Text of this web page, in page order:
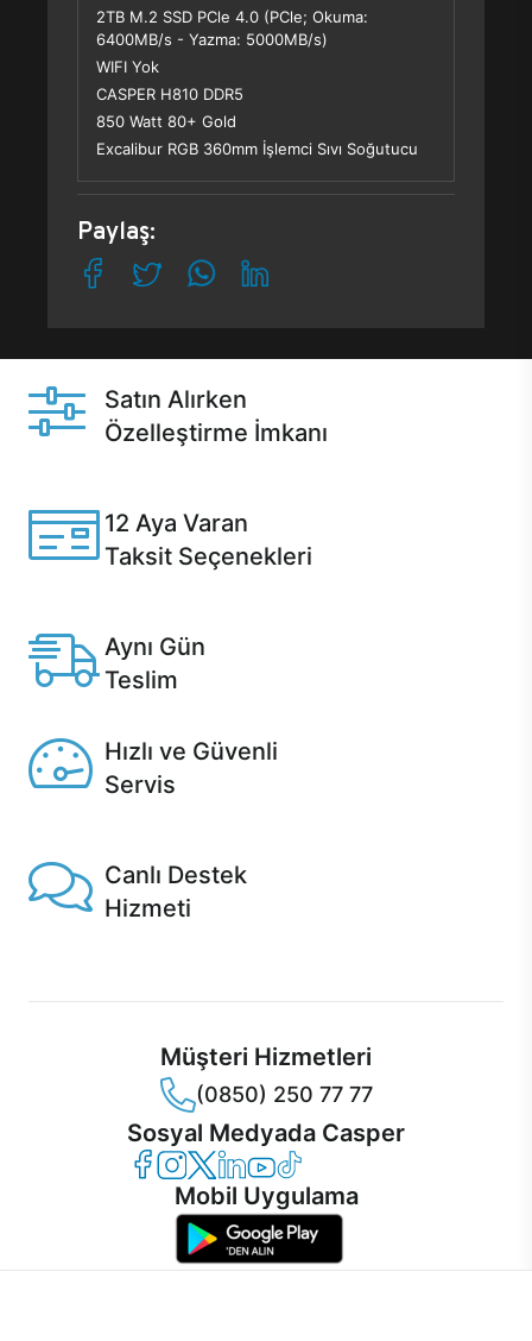
2TB M.2 SSD PCle 4.0 (PCle; Okuma:
6400MB/s - Yazma: 5000MB/s)
WIFI Yok
CASPER H810 DDR5
850 Watt 80+ Gold
Excalibur RGB 360mm İşlemci Sıvı Soğutucu
Paylaş:
Satın Alırken
Özelleştirme İmkanı
12 Aya Varan
Taksit Seçenekleri
Aynı Gün
Teslim
Hızlı ve Güvenli
Servis
Canlı Destek
Hizmeti
Müşteri Hizmetleri
(0850) 250 77 77
Sosyal Medyada Casper
Casper Facebook
Casper Instagram
Casper Twitter
Casper LinkedIn
Casper YouTube
Casper TikTok
Mobil Uygulama